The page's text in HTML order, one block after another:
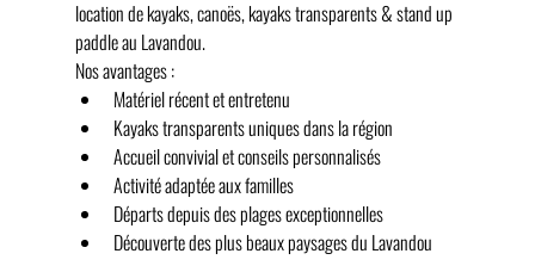
location de kayaks, canoës, kayaks transparents & stand up
paddle au Lavandou.
Nos avantages :
Matériel récent et entretenu
Kayaks transparents uniques dans la région
Accueil convivial et conseils personnalisés
Activité adaptée aux familles
Départs depuis des plages exceptionnelles
Découverte des plus beaux paysages du Lavandou